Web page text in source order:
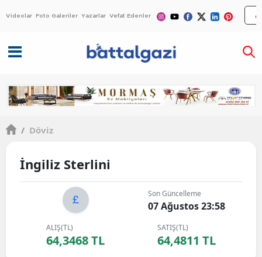
Videolar Foto Galeriler Yazarlar Vefat Edenler
/ Döviz
İngiliz Sterlini
Son Güncelleme
07 Ağustos 23:58
ALIŞ(TL)
64,3468 TL
SATIŞ(TL)
64,4811 TL